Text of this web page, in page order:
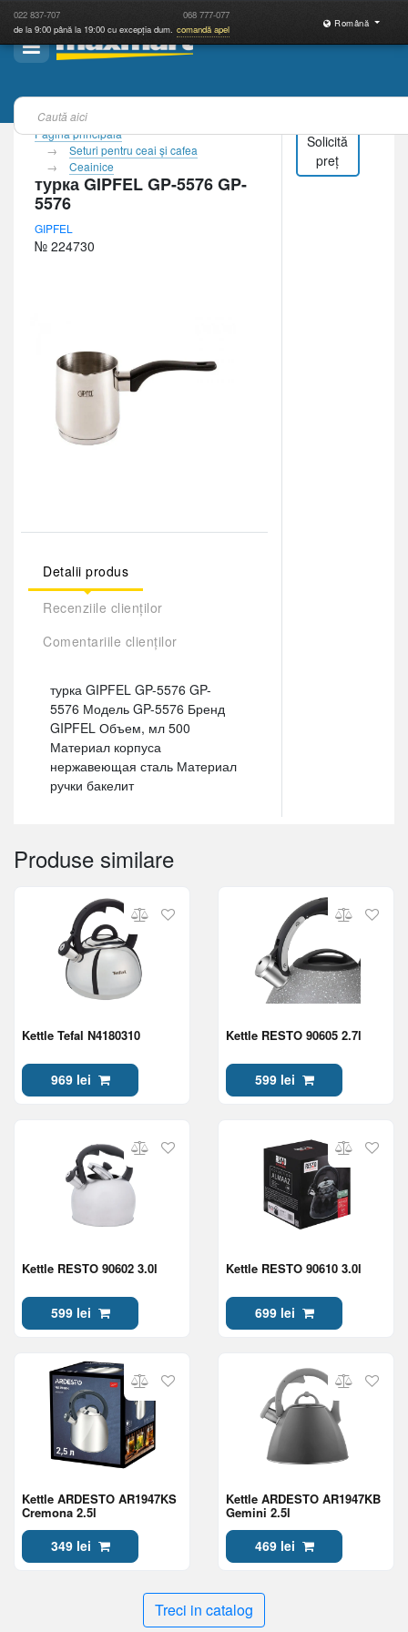
022 837-707 068 777-077
de la 9:00 până la 19:00 cu excepția dum. comandă apel
Română
Pagina principală
Seturi pentru ceai şi cafea
Ceainice
турка GIPFEL GP-5576 GP-
5576
GIPFEL
№ 224730
Detalii produs
Recenziile clienților
Comentariile clienților
турка GIPFEL GP-5576 GP-
5576 Модель GP-5576 Бренд
GIPFEL Объем, мл 500
Материал корпуса
нержавеющая сталь Материал
ручки бакелит
Solicită
preț
Produse similare
Kettle Tefal N4180310
969 lei
Kettle RESTO 90605 2.7l
599 lei
Kettle RESTO 90602 3.0l
599 lei
Kettle RESTO 90610 3.0l
699 lei
Kettle ARDESTO AR1947KS
Cremona 2.5l
349 lei
Kettle ARDESTO AR1947KB
Gemini 2.5l
469 lei
Treci in catalog